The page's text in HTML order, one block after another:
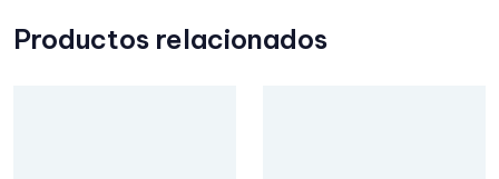
Productos relacionados